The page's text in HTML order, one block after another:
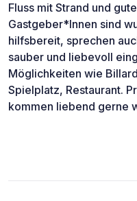
Fluss mit Strand und
Gastgeber*Innen sind
hilfsbereit, sprechen
sauber und liebevoll
Möglichkeiten wie
Spielplatz, Restaurant.
kommen liebend gerne